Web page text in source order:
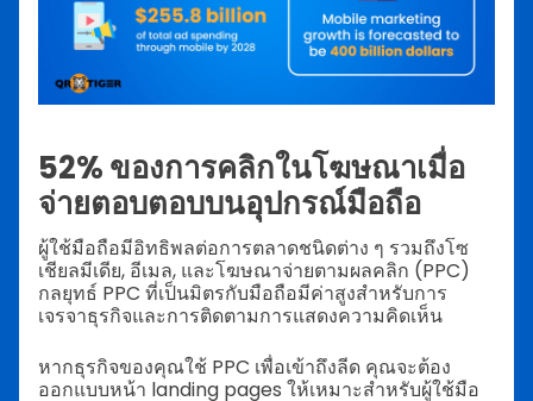
52% ของการคลิกในโฆษณาเมื่อ
จ่ายตอบตอบบนอุปกรณ์มือถือ
ผู้ใช้มือถือมีอิทธิพลต่อการตลาดชนิดต่าง ๆ รวมถึงโซ
เชียลมีเดีย, อีเมล, และโฆษณาจ่ายตามผลคลิก (PPC)
กลยุทธ์ PPC ที่เป็นมิตรกับมือถือมีค่าสูงสำหรับการ
เจรจาธุรกิจและการติดตามการแสดงความคิดเห็น
หากธุรกิจของคุณใช้ PPC เพื่อเข้าถึงลีด คุณจะต้อง
ออกแบบหน้า landing pages ให้เหมาะสำหรับผู้ใช้มือ